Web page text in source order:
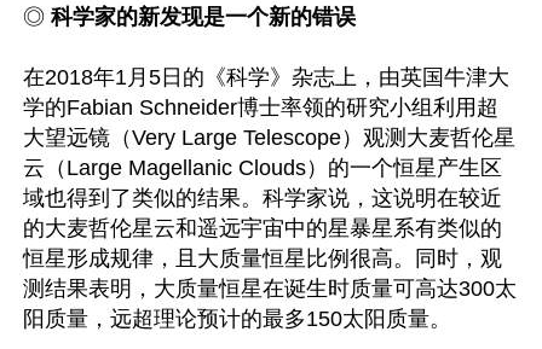
◎ 科学家的新发现是一个新的错误
在2018年1月5日的《科学》杂志上，由英国牛津大
学的Fabian Schneider博士率领的研究小组利用超
大望远镜（Very Large Telescope）观测大麦哲伦星
云（Large Magellanic Clouds）的一个恒星产生区
域也得到了类似的结果。科学家说，这说明在较近
的大麦哲伦星云和遥远宇宙中的星暴星系有类似的
恒星形成规律，且大质量恒星比例很高。同时，观
测结果表明，大质量恒星在诞生时质量可高达300太
阳质量，远超理论预计的最多150太阳质量。